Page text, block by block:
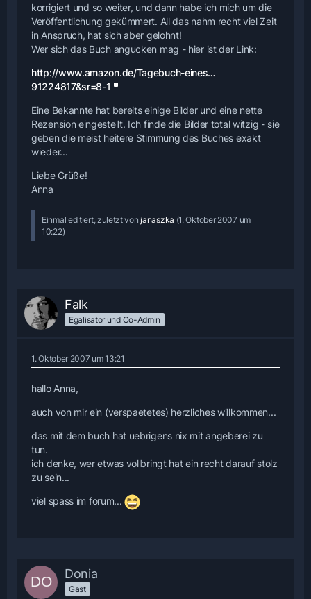
korrigiert und so weiter, und dann habe ich mich um die
Veröffentlichung gekümmert. All das nahm recht viel Zeit
in Anspruch, hat sich aber gelohnt!
Wer sich das Buch angucken mag - hier ist der Link:
http://www.amazon.de/Tagebuch-eines…
91224817&sr=8-1
Eine Bekannte hat bereits einige Bilder und eine nette
Rezension eingestellt. Ich finde die Bilder total witzig - sie
geben die meist heitere Stimmung des Buches exakt
wieder...
Liebe Grüße!
Anna
Einmal editiert, zuletzt vonjanaszka (1. Oktober 2007 um
10:22)
Falk
Egalisator und Co-Admin
1. Oktober 2007 um 13:21
hallo Anna,
auch von mir ein (verspaetetes) herzliches willkommen...
das mit dem buch hat uebrigens nix mit angeberei zu
tun.
ich denke, wer etwas vollbringt hat ein recht darauf stolz
zu sein...
viel spass im forum...
Donia
Gast